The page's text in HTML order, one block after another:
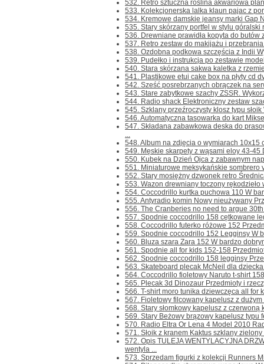
532. Retro sztuczna roślina akwariowa
533. Kolekcjonerska lalka klaun pajac z
534. Kremowe damskie jeansy marki Gap
535. Stary skórzany portfel w stylu góralski
536. Drewniane prawidła kopyta do butów
537. Retro zestaw do makijażu i
538. Ozdobna podkowa szczęścia z Indii
539. Pudełko i instrukcja po zestawie
540. Stara skórzana sakwa kaletka z
541. Plastikowe etui cake box na płyty cd
542. Sześć posrebrzanych obrączek na
543. Stare zabytkowe szachy ZSSR.
544. Radio shack Elektroniczny zestaw
545. Szklany przeźroczysty klosz typu
546. Automatyczna tasowarka do kart
547. Składana zabawkowa deska do
...
548. Album na zdjęcia o wymiarach 10x15
549. Męskie skarpety z wąsami eloy 43-45
550. Kubek na Dzień Ojca z zabawnym
551. Miniaturowe meksykańskie sombrero
552. Stary mosiężny dzwonek retro
553. Wazon drewniany toczony rękodzieło
554. Coccodrillo kurtka puchowa 110 W
555. Antyradio komin Nowy nieużywany
556. The Cranberies no need to argue
557. Spodnie coccodrillo 158 cętkowane
558. Coccodrillo futerko różowe 152
559. Spodnie coccodrillo 152 Legginsy W
560. Bluza szara Zara 152 W bardzo
561. Spodnie all for kids 152-158
562. Spodnie coccodrillo 158 legginsy
563. Skateboard plecak McNeil dla
564. Coccodrillo fioletowy Naruto t-shirt
565. Plecak 3d Dinozaur Przedmioty i
566. T-shirt moro tunika dziewczęca all for
567. Fioletowy filcowany kapelusz z
568. Stary słomkowy kapelusz z czerwoną
569. Stary Beżowy brązowy kapelusz typu
570. Radio Eltra Or Lena 4 Model 2010
571. Słoik z kranem Kaktus szklany
572. Opis TULEJA WENTYLACYJNA
wentyla ...
573. Sprzedam figurki z kolekcji Runners